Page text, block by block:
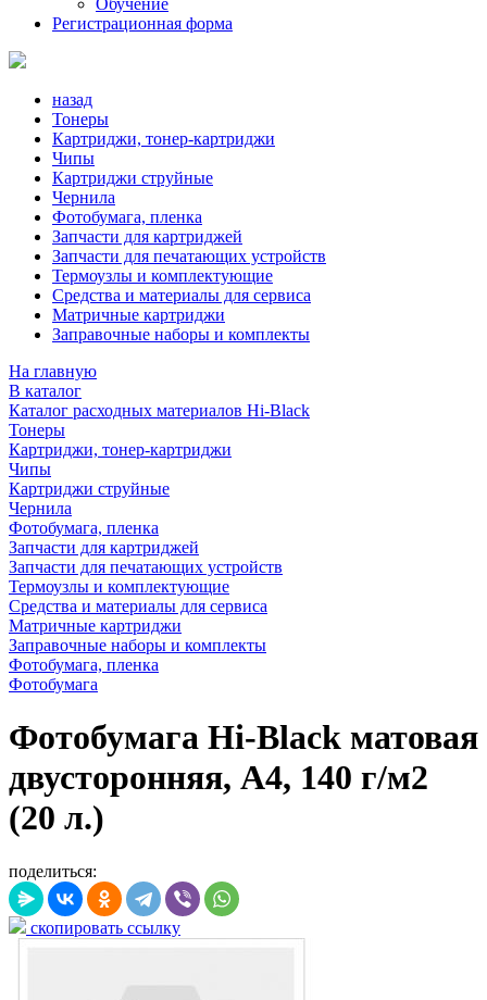
Обучение
Регистрационная форма
назад
Тонеры
Картриджи, тонер-картриджи
Чипы
Картриджи струйные
Чернила
Фотобумага, пленка
Запчасти для картриджей
Запчасти для печатающих устройств
Термоузлы и комплектующие
Средства и материалы для сервиса
Матричные картриджи
Заправочные наборы и комплекты
На главную
В каталог
Каталог расходных материалов Hi-Black
Тонеры
Картриджи, тонер-картриджи
Чипы
Картриджи струйные
Чернила
Фотобумага, пленка
Запчасти для картриджей
Запчасти для печатающих устройств
Термоузлы и комплектующие
Средства и материалы для сервиса
Матричные картриджи
Заправочные наборы и комплекты
Фотобумага, пленка
Фотобумага
Фотобумага Hi-Black матовая
двусторонняя, A4, 140 г/м2
(20 л.)
поделиться:
скопировать ссылку